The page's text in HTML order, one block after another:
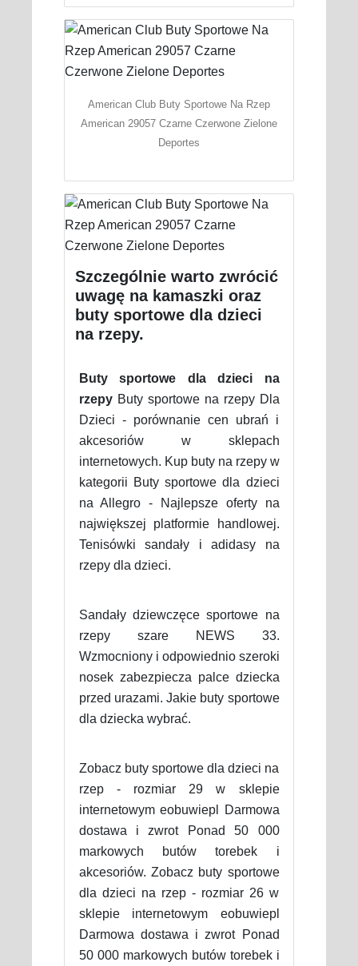
American Club Buty Sportowe Na Rzep
American 29057 Czarne Czerwone Zielone
Deportes
Szczególnie warto zwrócić
uwagę na kamaszki oraz
buty sportowe dla dzieci
na rzepy.
Buty sportowe dla dzieci na
rzepyButy sportowe na rzepy Dla
Dzieci - porównanie cen ubrań i
akcesoriów w sklepach
internetowych. Kup buty na rzepy w
kategorii Buty sportowe dla dzieci
na Allegro - Najlepsze oferty na
największej platformie handlowej.
Tenisówki sandały i adidasy na
rzepy dla dzieci.
Sandały dziewczęce sportowe na
rzepy szare NEWS 33.
Wzmocniony i odpowiednio szeroki
nosek zabezpiecza palce dziecka
przed urazami. Jakie buty sportowe
dla dziecka wybrać.
Zobacz buty sportowe dla dzieci na
rzep - rozmiar 29 w sklepie
internetowym eobuwiepl Darmowa
dostawa i zwrot Ponad 50 000
markowych butów torebek i
akcesoriów. Zobacz buty sportowe
dla dzieci na rzep - rozmiar 26 w
sklepie internetowym eobuwiepl
Darmowa dostawa i zwrot Ponad
50 000 markowych butów torebek i